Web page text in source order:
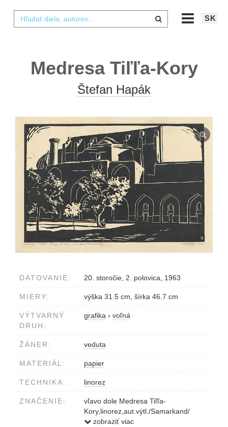
SK
Medresa Tiľľa-Kory
Štefan Hapák
DATOVANIE: 20. storočie, 2. polovica, 1963
MIERY: výška 31.5 cm, šírka 46.7 cm
VÝTVARNÝ
DRUH:
grafika › voľná
ŽÁNER: veduta
MATERIÁL: papier
TECHNIKA: linorez
ZNAČENIE:
vľavo dole Medresa Tiľľa-
Kory,linorez,aut.výtl./Samarkand/
vpravo dole Š.Hapák -1963-
zobraziť viac